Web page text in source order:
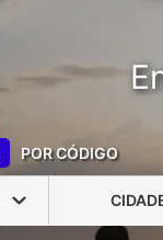
POR CÓDIGO